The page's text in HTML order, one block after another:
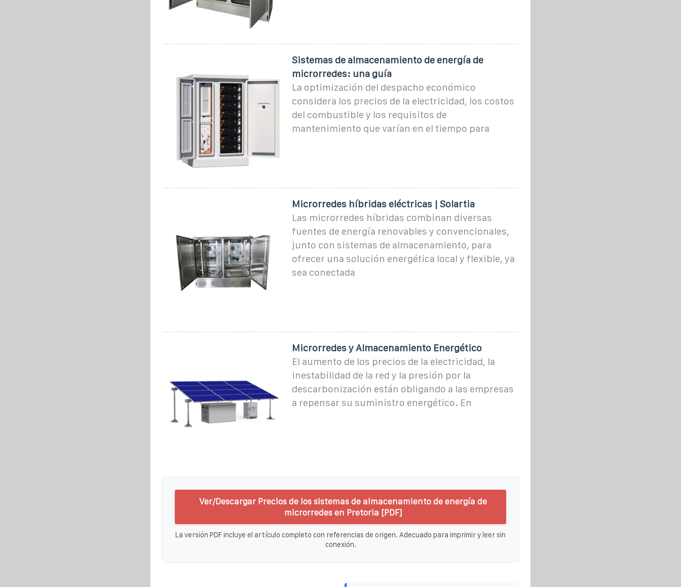
Sistemas de almacenamiento de energía de
microrredes: una guía
La optimización del despacho económico
considera los precios de la electricidad, los costos
del combustible y los requisitos de
mantenimiento que varían en el tiempo para
Microrredes híbridas eléctricas | Solartia
Las microrredes híbridas combinan diversas
fuentes de energía renovables y convencionales,
junto con sistemas de almacenamiento, para
ofrecer una solución energética local y flexible, ya
sea conectada
Microrredes y Almacenamiento Energético
El aumento de los precios de la electricidad, la
inestabilidad de la red y la presión por la
descarbonización están obligando a las empresas
a repensar su suministro energético. En
Ver/Descargar Precios de los sistemas de almacenamiento de energía de
microrredes en Pretoria [PDF]
La versión PDF incluye el artículo completo con referencias de origen. Adecuado para imprimir y leer sin
conexión.